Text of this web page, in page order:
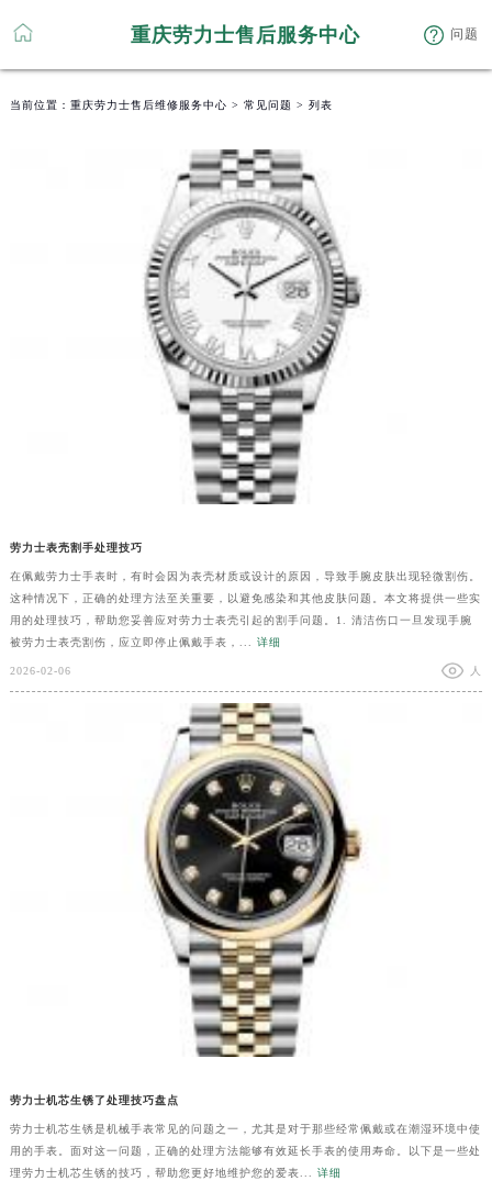
重庆劳力士售后服务中心 问题
当前位置： 重庆劳力士售后维修服务中心 > 常见问题 > 列表
劳力士表壳割手处理技巧
在佩戴劳力士手表时，有时会因为表壳材质或设计的原因，导致手腕皮肤出现轻微割伤。
这种情况下，正确的处理方法至关重要，以避免感染和其他皮肤问题。本文将提供一些实
用的处理技巧，帮助您妥善应对劳力士表壳引起的割手问题。1. 清洁伤口一旦发现手腕
被劳力士表壳割伤，应立即停止佩戴手表，... 详细
2026-02-06 人
劳力士机芯生锈了处理技巧盘点
劳力士机芯生锈是机械手表常见的问题之一，尤其是对于那些经常佩戴或在潮湿环境中使
用的手表。面对这一问题，正确的处理方法能够有效延长手表的使用寿命。以下是一些处
理劳力士机芯生锈的技巧，帮助您更好地维护您的爱表... 详细